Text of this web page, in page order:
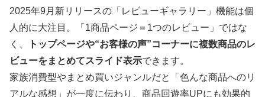
2025年9月新リリースの「レビューギャラリー」機能は個
人的に大注目。「1商品ページ＝1つのレビュー」ではな
く、
トップページや“お客様の声”コーナーに複数商品のレ
ビューをまとめてスライド表示できます。
家族消費型やまとめ買いジャンルだと「色んな商品へのリ
アルな感想」が一度に伝わり、商品回遊率UPにも効果的